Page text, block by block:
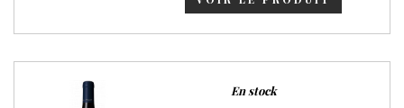
En stock